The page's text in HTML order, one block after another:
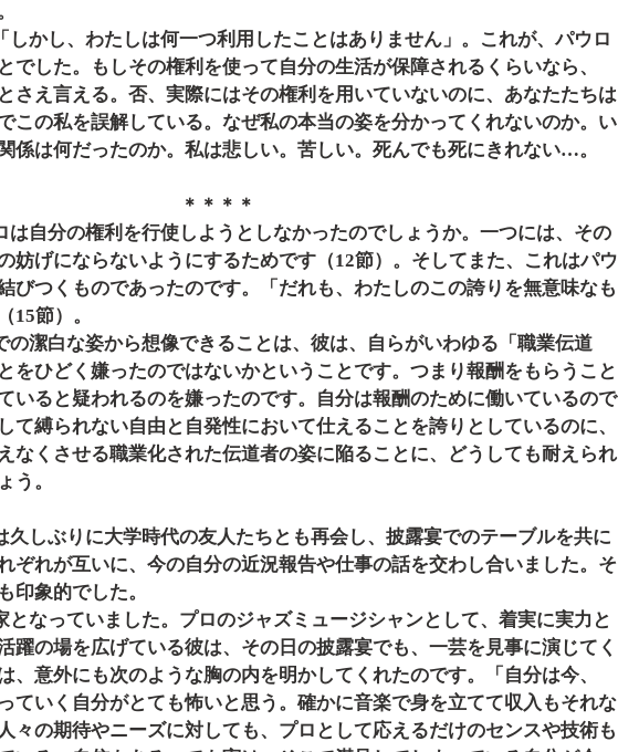
でした。もしその権利を使って自分の生活が保障されるくらいなら、
さえ言える。否、実際にはその権利を用いていないのに、あなたたちは
この私を誤解している。なぜ私の本当の姿を分かってくれないのか。い
係は何だったのか。私は悲しい。苦しい。死んでも死にきれない…。
＊＊＊＊
妨げにならないようにするためです（12節）。そしてまた、これはパウ
びつくものであったのです。「だれも、わたしのこの誇りを無意味なも
15節）。
をひどく嫌ったのではないかということです。つまり報酬をもらうこと
いると疑われるのを嫌ったのです。自分は報酬のために働いているので
て縛られない自由と自発性において仕えることを誇りとしているのに、
なくさせる職業化された伝道者の姿に陥ることに、どうしても耐えられ
う。
ぞれが互いに、今の自分の近況報告や仕事の話を交わし合いました。そ
印象的でした。
躍の場を広げている彼は、その日の披露宴でも、一芸を見事に演じてく
、意外にも次のような胸の内を明かしてくれたのです。「自分は今、
ていく自分がとても怖いと思う。確かに音楽で身を立てて収入もそれな
々の期待やニーズに対しても、プロとして応えるだけのセンスや技術も